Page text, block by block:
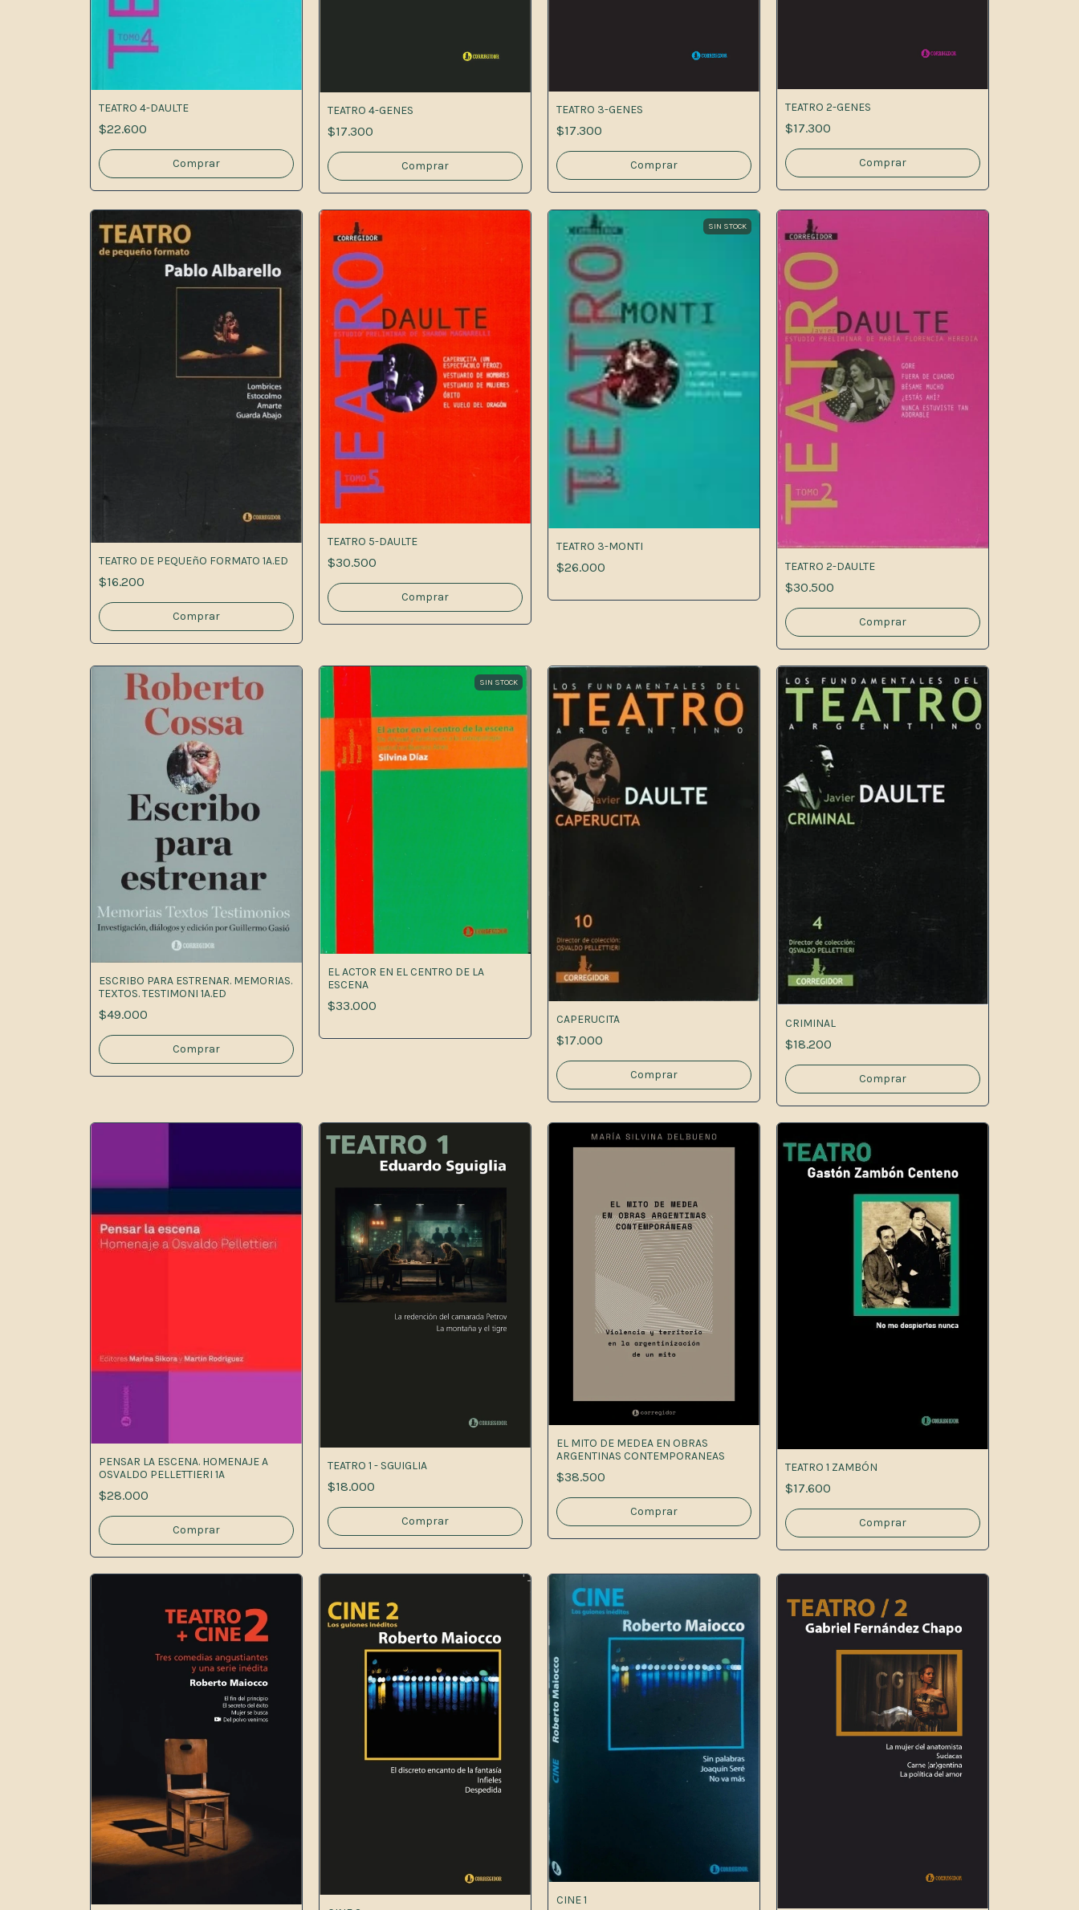
TEATRO 4-DAULTE
$22.600
TEATRO 4-GENES
$17.300
TEATRO 3-GENES
$17.300
TEATRO 2-GENES
$17.300
TEATRO DE PEQUEñO FORMATO 1A.ED
$16.200
TEATRO 5-DAULTE
$30.500
SIN STOCK
TEATRO 3-MONTI
$26.000 TEATRO 2-DAULTE
$30.500
ESCRIBO PARA ESTRENAR. MEMORIAS.
TEXTOS. TESTIMONI 1A.ED
$49.000
SIN STOCK
EL ACTOR EN EL CENTRO DE LA
ESCENA
$33.000
CAPERUCITA
$17.000
CRIMINAL
$18.200
PENSAR LA ESCENA. HOMENAJE A
OSVALDO PELLETTIERI 1A
$28.000
TEATRO 1 - SGUIGLIA
$18.000
EL MITO DE MEDEA EN OBRAS
ARGENTINAS CONTEMPORANEAS
$38.500
TEATRO 1 ZAMBÓN
$17.600
CINE 1